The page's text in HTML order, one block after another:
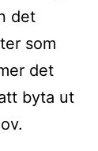
det
som
det
byta ut